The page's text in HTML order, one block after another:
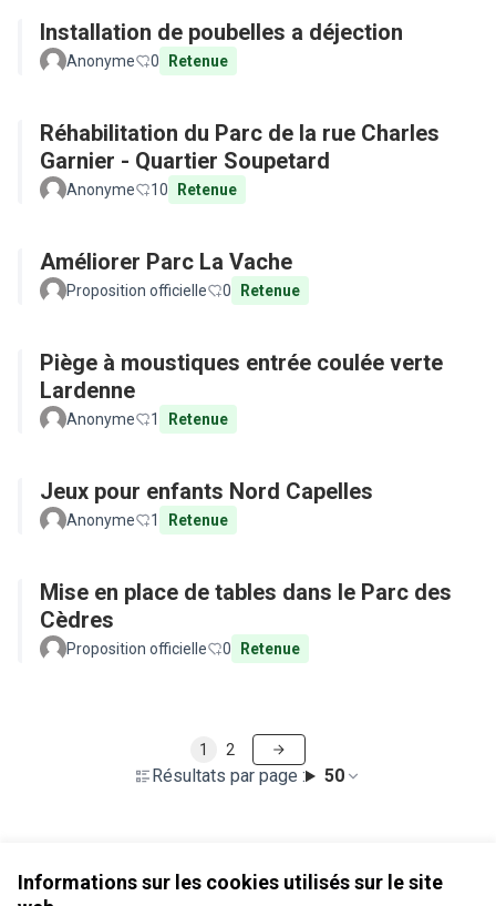
Informations sur les cookies utilisés sur le site
Installation de poubelles a déjection
Anonyme 0 Retenue
Réhabilitation du Parc de la rue Charles
Garnier - Quartier Soupetard
Anonyme 10 Retenue
Améliorer Parc La Vache
Proposition officielle 0 Retenue
Piège à moustiques entrée coulée verte
Lardenne
Anonyme 1 Retenue
Jeux pour enfants Nord Capelles
Anonyme 1 Retenue
Mise en place de tables dans le Parc des
Cèdres
Proposition officielle 0 Retenue
Résultats par page : 50
1 2